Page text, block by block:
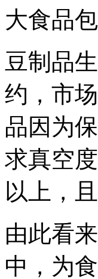
大食品
豆制品
约，市
品因为
求真空
以上，
由此看
中，为